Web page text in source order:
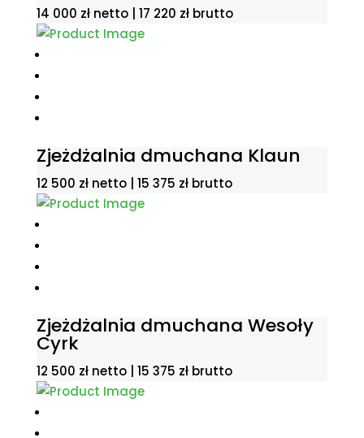
14 000 zł netto | 17 220 złbrutto
Zjeżdżalnia dmuchana Klaun
12 500 zł netto | 15 375 złbrutto
Zjeżdżalnia dmuchana Wesoły
Cyrk
12 500 zł netto | 15 375 złbrutto